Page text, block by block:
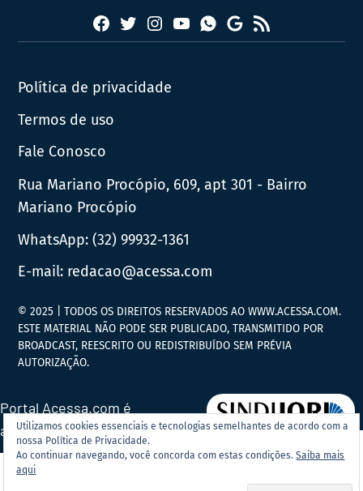
Facebook
TwitterInstagram
YouTubeWhatsapp
Google
News
RSS
Política de privacidade
Termos de uso
Fale Conosco
Rua Mariano Procópio, 609, apt 301 - Bairro
Mariano Procópio
WhatsApp:(32) 99932-1361
E-mail: redacao@acessa.com
Utilizamos cookies essenciais e tecnologias semelhantes de acordo com a
nossa Política de Privacidade.
Ao continuar navegando, você concorda com estas condições.Saiba mais
aqui
© 2025 | TODOS OS DIREITOS RESERVADOS AO WWW.ACESSA.COM.
ESTE MATERIAL NÃO PODE SER PUBLICADO, TRANSMITIDO POR
BROADCAST, REESCRITO OU REDISTRIBUÍDO SEM PRÉVIA
AUTORIZAÇÃO.
Portal Acessa.com é
associado ao